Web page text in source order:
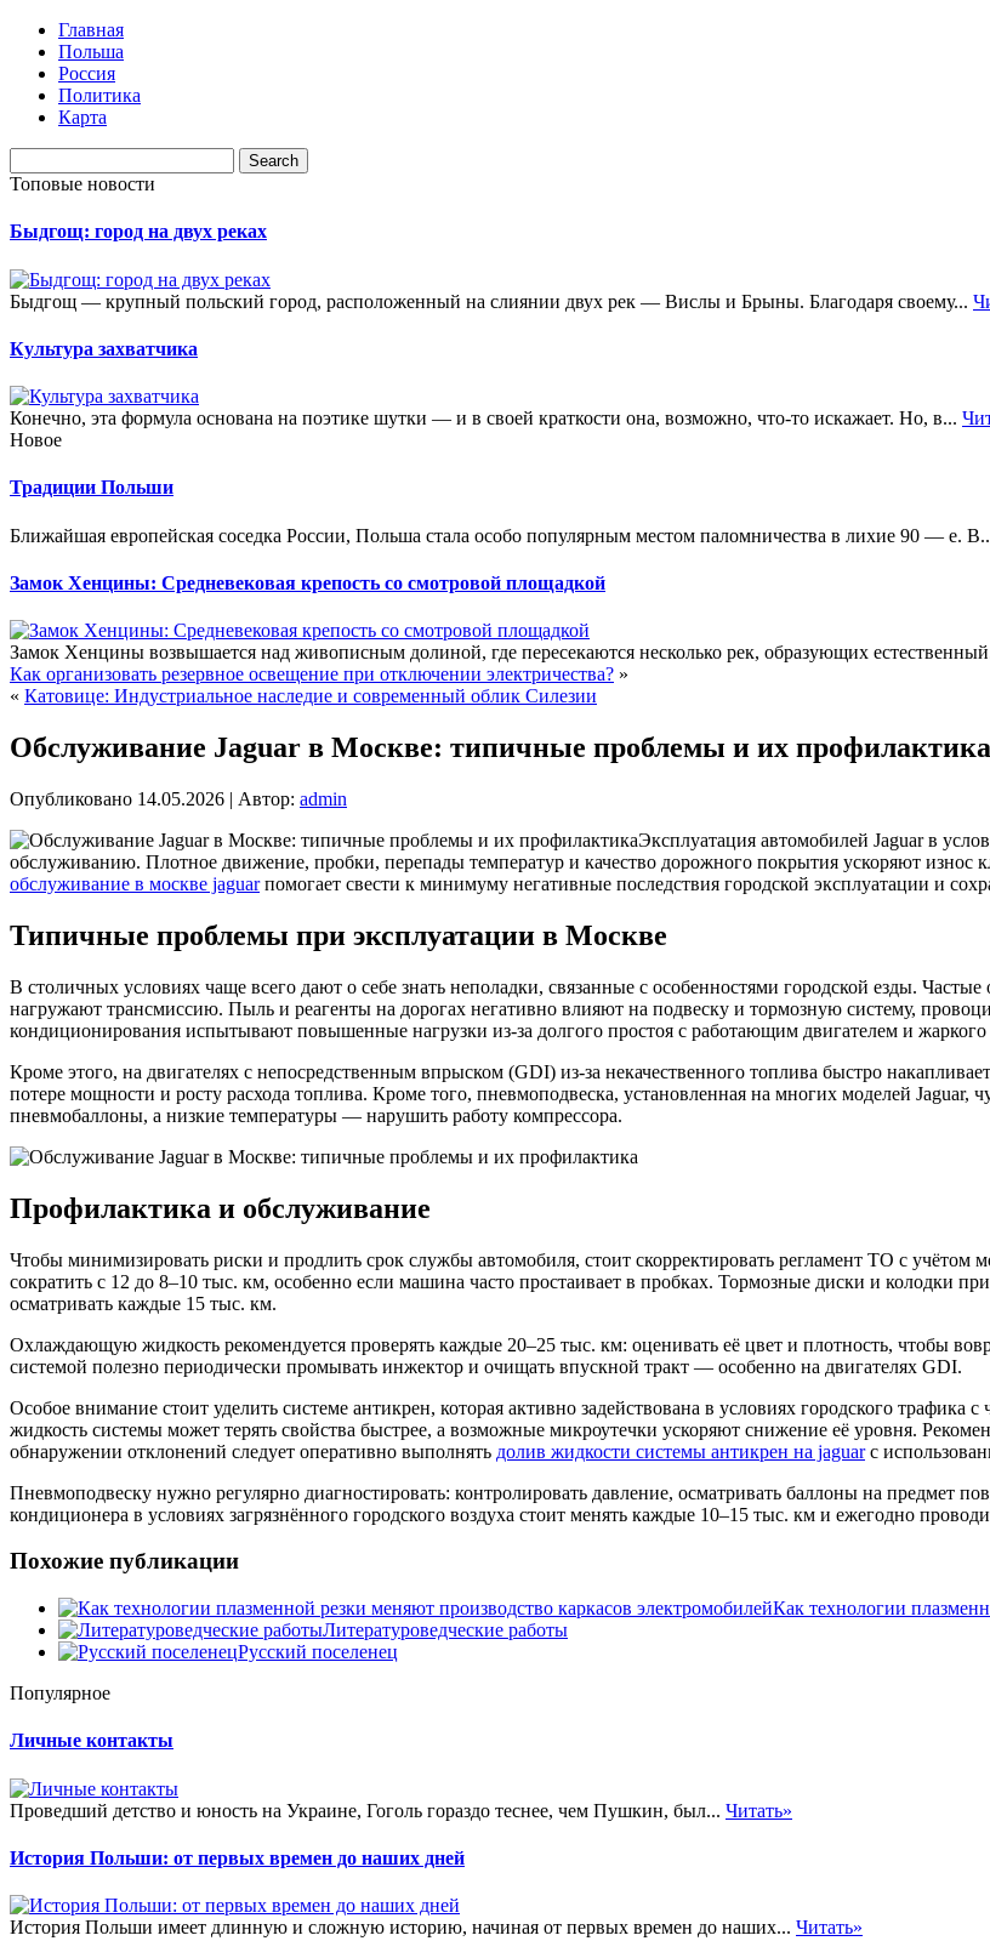
Главная
Польша
Россия
Политика
Карта
Топовые новости
Быдгощ: город на двух реках
Быдгощ — крупный польский город, расположенный на слиянии двух рек — Вислы и Брыны. Благодаря своему...
Культура захватчика
Конечно, эта формула основана на поэтике шутки — и в своей краткости она, возможно, что-то искажает. Но, в...
Новое
Традиции Польши
Ближайшая европейская соседка России, Польша стала особо популярным местом паломничества в лихие 90 — е.
Замок Хенцины: Средневековая крепость со смотровой площадкой
Замок Хенцины возвышается над живописным долиной, где пересекаются несколько рек, образующих
Как организовать резервное освещение при отключении электричества? »
« Катовице: Индустриальное наследие и современный облик Силезии
Обслуживание Jaguar в Москве: типичные проблемы и их профилактика
Опубликовано 14.05.2026 | Автор: admin
Эксплуатация автомобилей Jaguar в
обслуживанию. Плотное движение, пробки, перепады температур и качество дорожного покрытия ускоряют износ
обслуживание в москве jaguarпомогает свести к минимуму негативные последствия городской эксплуатации и
Типичные проблемы при эксплуатации в Москве
В столичных условиях чаще всего дают о себе знать неполадки, связанные с особенностями городской езды.
нагружают трансмиссию. Пыль и реагенты на дорогах негативно влияют на подвеску и тормозную систему,
кондиционирования испытывают повышенные нагрузки из-за долгого простоя с работающим двигателем и
Кроме этого, на двигателях с непосредственным впрыском (GDI) из-за некачественного топлива быстро
потере мощности и росту расхода топлива. Кроме того, пневмоподвеска, установленная на многих моделей
пневмобаллоны, а низкие температуры — нарушить работу компрессора.
Профилактика и обслуживание
Чтобы минимизировать риски и продлить срок службы автомобиля, стоит скорректировать регламент ТО с учётом
сократить с 12 до 8–10 тыс. км, особенно если машина часто простаивает в пробках. Тормозные диски и колодки
осматривать каждые 15 тыс. км.
Охлаждающую жидкость рекомендуется проверять каждые 20–25 тыс. км: оценивать её цвет и плотность, чтобы
системой полезно периодически промывать инжектор и очищать впускной тракт — особенно на двигателях GDI.
Особое внимание стоит уделить системе антикрен, которая активно задействована в условиях городского
жидкость системы может терять свойства быстрее, а возможные микроутечки ускоряют снижение её уровня.
обнаружении отклонений следует оперативно выполнять долив жидкости системы антикрен на jaguarс
Пневмоподвеску нужно регулярно диагностировать: контролировать давление, осматривать баллоны на предмет
кондиционера в условиях загрязнённого городского воздуха стоит менять каждые 10–15 тыс. км и ежегодно
Похожие публикации
Как технологии
Литературоведческие работы
Русский поселенец
Популярное
Личные контакты
Проведший детство и юность на Украине, Гоголь гораздо теснее, чем Пушкин, был... Читать»
История Польши: от первых времен до наших дней
История Польши имеет длинную и сложную историю, начиная от первых времен до наших... Читать»